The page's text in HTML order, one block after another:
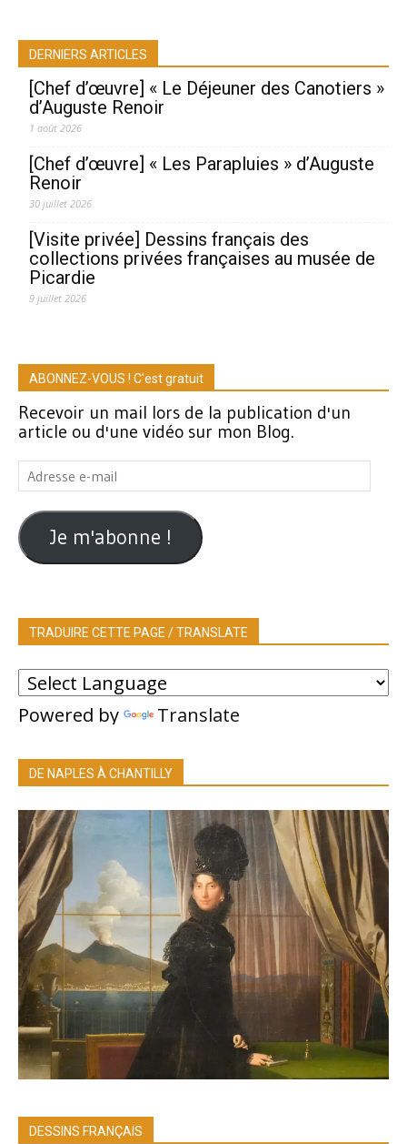
DERNIERS ARTICLES
[Chef d’œuvre] « Le Déjeuner des Canotiers »
d’Auguste Renoir
1 août 2026
[Chef d’œuvre] « Les Parapluies » d’Auguste
Renoir
30 juillet 2026
[Visite privée] Dessins français des
collections privées françaises au musée de
Picardie
9 juillet 2026
ABONNEZ-VOUS ! C'est gratuit
Recevoir un mail lors de la publication d'un
article ou d'une vidéo sur mon Blog.
Adresse
e-
mail
Je m'abonne !
TRADUIRE CETTE PAGE / TRANSLATE
Powered by Translate
DE NAPLES À CHANTILLY
DESSINS FRANÇAIS